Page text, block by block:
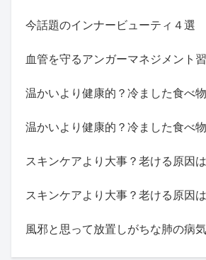
今話題のインナービューティ４選
血管を守るアンガーマネジメント
温かいより健康的？冷ました食べ
温かいより健康的？冷ました食べ
スキンケアより大事？老ける原因
スキンケアより大事？老ける原因
風邪と思って放置しがちな肺の病